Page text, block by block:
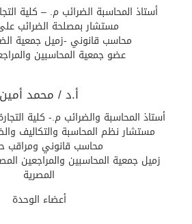
أستاذ المحاسبة الضرائب م. – كلية
مستشار بمصلحة الضرائب
محاسب قانوني -زميل جمعية
عضو جمعية المحاسبين
أ.د / محمد أمين
أستاذ المحاسبة والضرائب م.- كلية
مستشار نظم المحاسبة والتكاليف
محاسب قانوني ومراقب
زميل جمعية المحاسبين والمراجعين
المصرية
أعضاء الوحدة